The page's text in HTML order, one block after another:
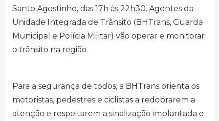
Santo Agostinho, das 17h às 22h30. Agentes da
Unidade Integrada de Trânsito (BHTrans, Guarda
Municipal e Polícia Militar) vão operar e monitorar
o trânsito na região.
Para a segurança de todos, a BHTrans orienta os
motoristas, pedestres e ciclistas a redobrarem a
atenção e respeitarem a sinalização implantada e